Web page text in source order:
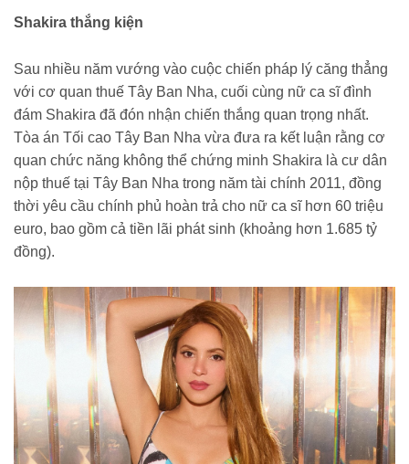
Shakira thắng kiện
Sau nhiều năm vướng vào cuộc chiến pháp lý căng thẳng
với cơ quan thuế Tây Ban Nha, cuối cùng nữ ca sĩ đình
đám Shakira đã đón nhận chiến thắng quan trọng nhất.
Tòa án Tối cao Tây Ban Nha vừa đưa ra kết luận rằng cơ
quan chức năng không thể chứng minh Shakira là cư dân
nộp thuế tại Tây Ban Nha trong năm tài chính 2011, đồng
thời yêu cầu chính phủ hoàn trả cho nữ ca sĩ hơn 60 triệu
euro, bao gồm cả tiền lãi phát sinh (khoảng hơn 1.685 tỷ
đồng).